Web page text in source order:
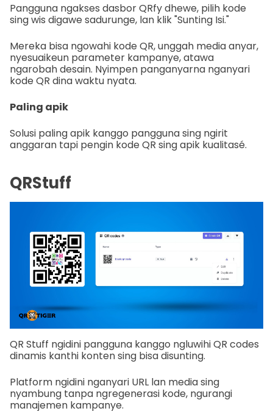
Pangguna ngakses dasbor QRfy dhewe, pilih kode
sing wis digawe sadurunge, lan klik "Sunting Isi."
Mereka bisa ngowahi kode QR, unggah media anyar,
nyesuaikeun parameter kampanye, atawa
ngarobah desain. Nyimpen panganyarna nganyari
kode QR dina waktu nyata.
Paling apik
Solusi paling apik kanggo pangguna sing ngirit
anggaran tapi pengin kode QR sing apik kualitasé.
QRStuff
QR Stuff ngidini pangguna kanggo ngluwihi QR codes
dinamis kanthi konten sing bisa disunting.
Platform ngidini nganyari URL lan media sing
nyambung tanpa ngregenerasi kode, ngurangi
manajemen kampanye.